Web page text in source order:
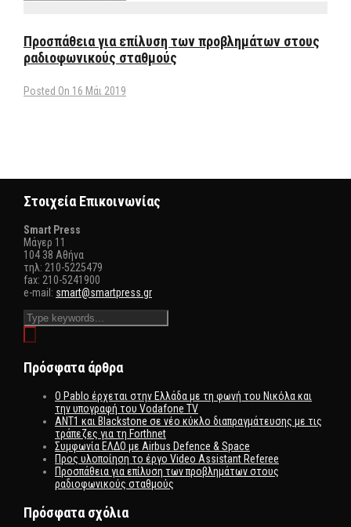
Προσπάθεια για επίλυση των προβλημάτων στους
ραδιοφωνικούς σταθμούς
Posted On 16 Μάι 2019
Στοιχεία Επικοινωνίας
Smart Press
Mάγερ 11
104 38 Αθήνα
τηλ: 210-5225479
fax: 210-5241900
e-mail: smart@smartpress.gr
Πρόσφατα άρθρα
Ο Pablo έρχεται στην Ελλάδα με τη φωνή του Νικόλα και
την υπογραφή του Vodafone TV
ΑΝΤ1 και Blackstone σε νέο κύκλο διαπραγμάτευσης με τις
τράπεζες για τη Forthnet
Συμφωνία ΕΛΔΟ με Airbus Defence & Space
Προς υλοποίηση το έργο Video Assistant Referee
Προσπάθεια για επίλυση των προβλημάτων στους
ραδιοφωνικούς σταθμούς
Πρόσφατα σχόλια